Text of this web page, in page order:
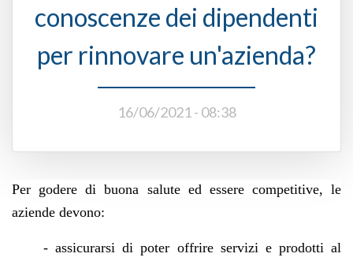
conoscenze dei dipendenti
per rinnovare un'azienda?
16/06/2021 - 08:38
Per godere di buona salute ed essere competitive, le
aziende devono:
- assicurarsi di poter offrire servizi e prodotti al